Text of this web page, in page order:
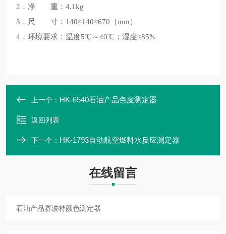
2．净 重：4.1kg
3．尺 寸：140×140×670（mm）
4．环境要求：温度5℃～40℃；湿度≤85%
上一个： HK-6540石油产品色度测定器
返回列表
下一个： HK-1793自动航空燃料水反应测定器
在线留言